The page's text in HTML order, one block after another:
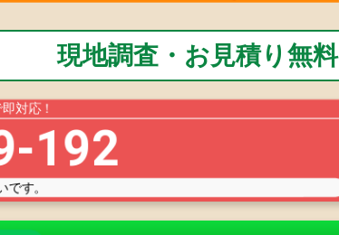
現地調査・お見積り無料
対応！
192
です。